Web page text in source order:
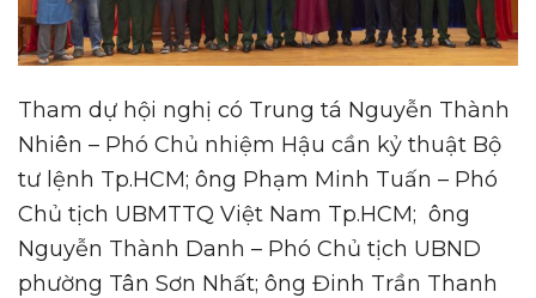
Tham dự hội nghị có Trung tá Nguyễn Thành
Nhiên – Phó Chủ nhiệm Hậu cần kỷ thuật Bộ
tư lệnh Tp.HCM; ông Phạm Minh Tuấn – Phó
Chủ tịch UBMTTQ Việt Nam Tp.HCM; ông
Nguyễn Thành Danh – Phó Chủ tịch UBND
phường Tân Sơn Nhất; ông Đinh Trần Thanh